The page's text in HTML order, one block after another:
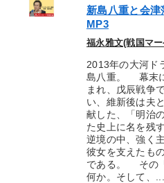
新島八重と会
MP3
福永雅文(戦国マ
2013年の大河ド
島八重。 幕末
まれ、戊辰戦争
い、維新後は夫
献した、「明治
た史上に名を残
逆境の中、強く
彼女を支えたも
である。 その
何か。そして、